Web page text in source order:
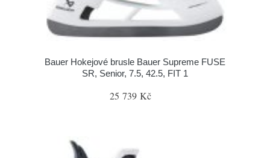
Bauer Hokejové brusle Bauer Supreme FUSE
SR, Senior, 7.5, 42.5, FIT 1
25 739 Kč